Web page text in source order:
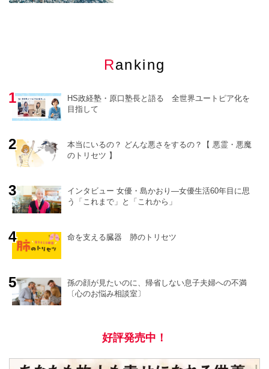
Ranking
HS政経塾・原口塾長と語る 全世界ユートピア化を
目指して
本当にいるの？ どんな悪さをするの？【 悪霊・悪魔
のトリセツ 】
インタビュー 女優・島かおり―女優生活60年目に思
う「これまで」と「これから」
命を支える臓器 肺のトリセツ
孫の顔が見たいのに、帰省しない息子夫婦への不満
〔心のお悩み相談室〕
好評発売中！